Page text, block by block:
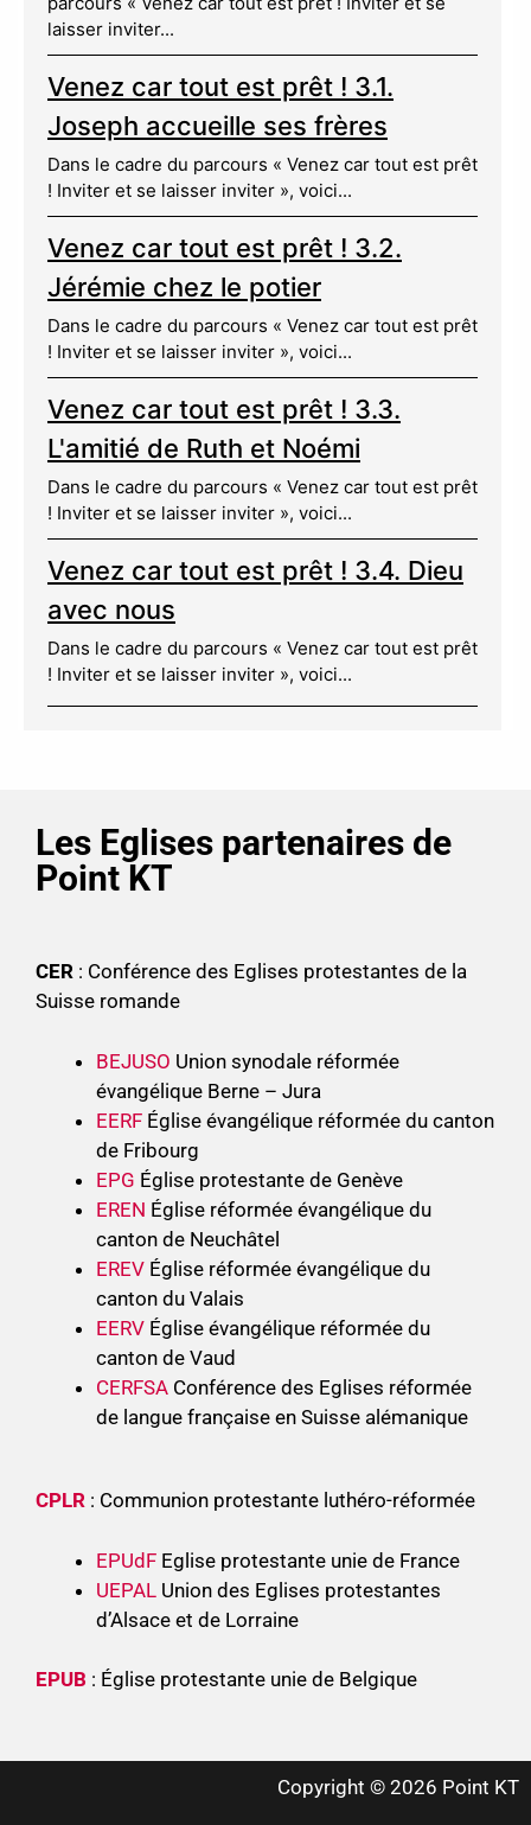
laisser inviter...
Venez car tout est prêt ! 3.1.
Joseph accueille ses frères
Dans le cadre du parcours « Venez car tout est prêt
! Inviter et se laisser inviter », voici...
Venez car tout est prêt ! 3.2.
Jérémie chez le potier
Dans le cadre du parcours « Venez car tout est prêt
! Inviter et se laisser inviter », voici...
Venez car tout est prêt ! 3.3.
L'amitié de Ruth et Noémi
Dans le cadre du parcours « Venez car tout est prêt
! Inviter et se laisser inviter », voici...
Venez car tout est prêt ! 3.4. Dieu
avec nous
Dans le cadre du parcours « Venez car tout est prêt
! Inviter et se laisser inviter », voici...
Les Eglises partenaires de
Point KT
CER : Conférence des Eglises protestantes de la
Suisse romande
BEJUSO Union synodale réformée
évangélique Berne – Jura
EERF Église évangélique réformée du canton
de Fribourg
EPG Église protestante de Genève
EREN Église réformée évangélique du
canton de Neuchâtel
EREV Église réformée évangélique du
canton du Valais
EERV Église évangélique réformée du
canton de Vaud
CERFSA Conférence des Eglises réformée
de langue française en Suisse alémanique
CPLR : Communion protestante luthéro-réformée
EPUdF Eglise protestante unie de France
UEPAL Union des Eglises protestantes
d’Alsace et de Lorraine
EPUB : Église protestante unie de Belgique
Copyright © 2026 Point KT